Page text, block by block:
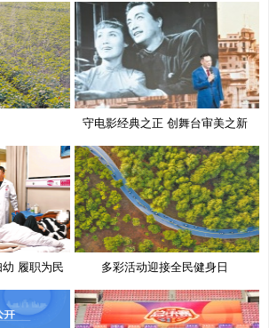
守电影经典之正 创舞台审美之新
履职为民 多彩活动迎接全民健身日